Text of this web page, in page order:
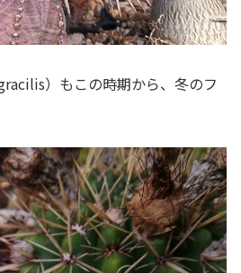
）もこの時期から、冬のフ